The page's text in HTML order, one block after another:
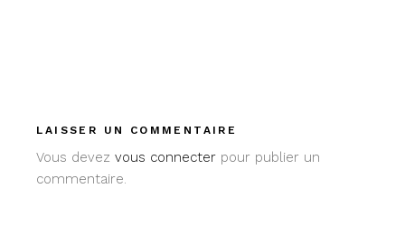
LAISSER UN COMMENTAIRE
Vous devezvous connecter pour publier un
commentaire.